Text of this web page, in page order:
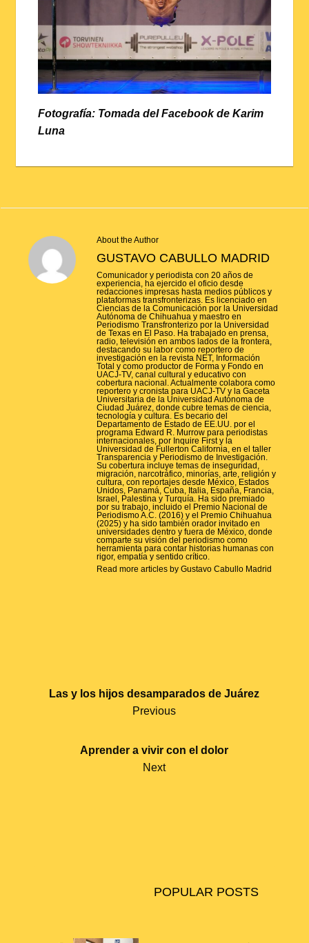
Fotografía: Tomada del Facebook de Karim
Luna
About the Author
GUSTAVO CABULLO MADRID
Comunicador y periodista con 20 años de
experiencia, ha ejercido el oficio desde
redacciones impresas hasta medios públicos y
plataformas transfronterizas. Es licenciado en
Ciencias de la Comunicación por la Universidad
Autónoma de Chihuahua y maestro en
Periodismo Transfronterizo por la Universidad
de Texas en El Paso. Ha trabajado en prensa,
radio, televisión en ambos lados de la frontera,
destacando su labor como reportero de
investigación en la revista NET, Información
Total y como productor de Forma y Fondo en
UACJ-TV, canal cultural y educativo con
cobertura nacional. Actualmente colabora como
reportero y cronista para UACJ-TV y la Gaceta
Universitaria de la Universidad Autónoma de
Ciudad Juárez, donde cubre temas de ciencia,
tecnología y cultura. Es becario del
Departamento de Estado de EE.UU. por el
programa Edward R. Murrow para periodistas
internacionales, por Inquire First y la
Universidad de Fullerton California, en el taller
Transparencia y Periodismo de Investigación.
Su cobertura incluye temas de inseguridad,
migración, narcotráfico, minorías, arte, religión y
cultura, con reportajes desde México, Estados
Unidos, Panamá, Cuba, Italia, España, Francia,
Israel, Palestina y Turquía. Ha sido premiado
por su trabajo, incluido el Premio Nacional de
Periodismo A.C. (2016) y el Premio Chihuahua
(2025) y ha sido también orador invitado en
universidades dentro y fuera de México, donde
comparte su visión del periodismo como
herramienta para contar historias humanas con
rigor, empatía y sentido crítico.
Read more articles by Gustavo Cabullo Madrid
Las y los hijos desamparados de Juárez
Previous
Aprender a vivir con el dolor
Next
POPULAR POSTS